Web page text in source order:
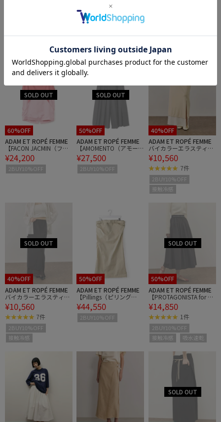
ADAM ET ROPÉ FEMME
ドレープコクーンスカー
ト¥7,920
60%OFF
ADAM ET ROPÉ FEMME
【FACON JACMIN（ファ
ソン ジャックマン）】JA
CKIE
¥24,200
2BUY10%OFF
50%OFF
ADAM ET ROPÉ FEMME
【AMOMENTO（アモー
メント）】PLEATED WO
OL CULOTTE
¥27,500
2BUY10%OFF
40%OFF
ADAM ET ROPÉ FEMME
バイカラーエラスティッ
クスカート
¥10,560
7件
2BUY10%OFF
接触冷感
40%OFF
ADAM ET ROPÉ FEMME
バイカラーエラスティッ
クスカート
¥10,560
7件
2BUY10%OFF
接触冷感
50%OFF
ADAM ET ROPÉ FEMME
【Pillings（ピリング
ス）】skirt
¥44,550
2BUY10%OFF
50%OFF
ADAM ET ROPÉ FEMME
【PROTAGONISTA for AD
AM ET ROPE'】別注 ボリ
ュームSK
¥14,850
1件
2BUY10%OFF
接触冷感
吸水速乾